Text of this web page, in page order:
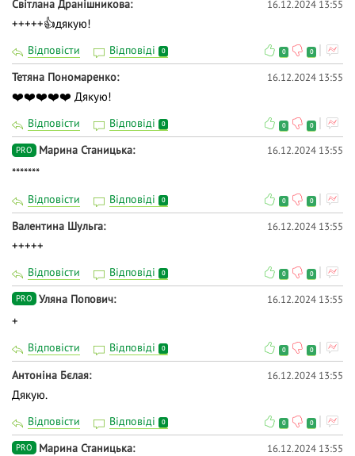
Світлана Дранішникова 16.12.2024 13:55
+++++👍дякую!
Відповісти Відповіді 0 0 0
Тетяна Пономаренко 16.12.2024 13:55
❤️❤️❤️❤️❤️ Дякую!
Відповісти Відповіді 0 0 0
PRO Марина Станицька 16.12.2024 13:55
*******
Відповісти Відповіді 0 0 0
Валентина Шульга 16.12.2024 13:55
+++++
Відповісти Відповіді 0 0 0
PRO Уляна Попович 16.12.2024 13:55
+
Відповісти Відповіді 0 0 0
Антоніна Бєлая 16.12.2024 13:55
Дякую.
Відповісти Відповіді 0 0 0
PRO Марина Станицька 16.12.2024 13:55